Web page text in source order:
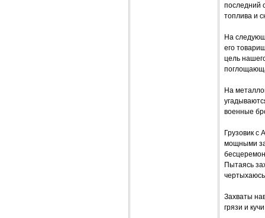
последний
топлива и
На
его
цель
На
военные
Грузовик с
мощными
Пытаясь
Захваты
грязи и